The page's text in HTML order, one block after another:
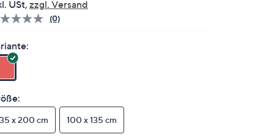
USt,zzgl. Versand
Bisher
auf
derselben
Seite.
(0)
x 200 cm 100 x 135 cm